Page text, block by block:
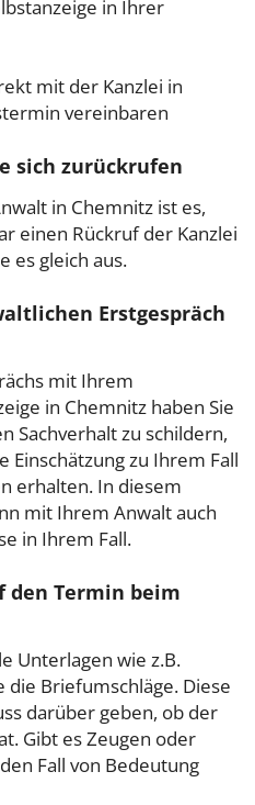
in Ihrer
mit der Kanzlei in
vereinbaren
sich zurückrufen
in Chemnitz ist es,
einen Rückruf der Kanzlei
es gleich aus.
Erstgespräch
mit Ihrem
in Chemnitz haben Sie
Sachverhalt zu schildern,
Einschätzung zu Ihrem Fall
erhalten. In diesem
mit Ihrem Anwalt auch
in Ihrem Fall.
den Termin beim
Unterlagen wie z.B.
Briefumschläge. Diese
darüber geben, ob der
Gibt es Zeugen oder
Fall von Bedeutung